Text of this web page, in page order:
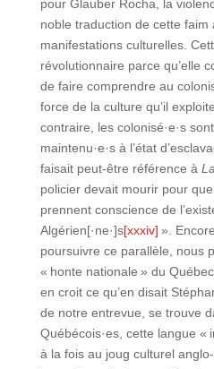
pour Glauber Rocha, la
noble traduction de cette faim
manifestations culturelles.
révolutionnaire parce qu’elle
de faire comprendre au
force de la culture qu’il
contraire, les colonisé·e·s
maintenu·e·s à l’état
faisait peut-être référence à
policier devait mourir pour
prennent conscience de
Algérien[·ne·]s[xxxiv] ».
poursuivre ce parallèle, nous
« honte nationale » du
en croit ce qu’en disait
de notre entrevue, se trouve
Québécois·es, cette langue «
à la fois au joug culturel